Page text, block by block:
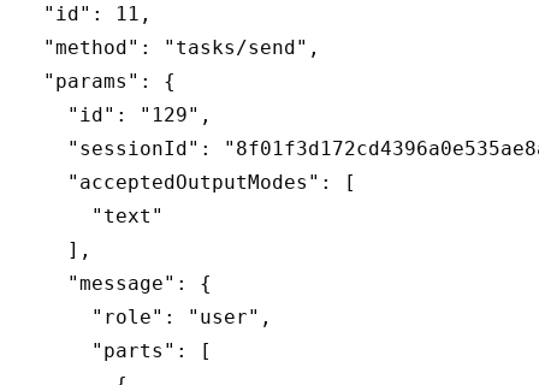
  "id": 11,
  "method": "tasks/send",
  "params": {
    "id": "129",
"sessionId":
    "acceptedOutputModes": [
      "text"
    ],
    "message": {
      "role": "user",
      "parts": [